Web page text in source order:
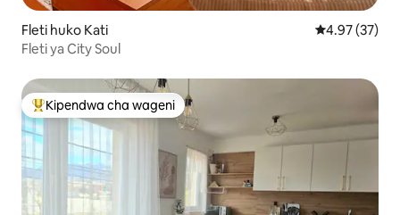
Fleti huko Kati Ukadiriaji wa
4.97 (37)
Fleti ya City Soul
Kipendwa maarufu cha wageni
Kipendwa cha wageni